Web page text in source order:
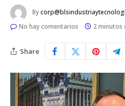
By
No hay comentarios
2 minutos
Share